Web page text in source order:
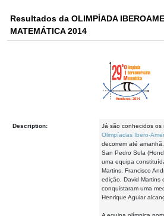
Resultados da OLIMPÍADA
MATEMÁTICA 2014
Description:
Já são conhecidos os
Olimpíadas Ibero-
decorrem até
San Pedro Sula
uma equipa
Martins, Francisco
edição, David Martins
conquistaram uma
Henrique Aguiar